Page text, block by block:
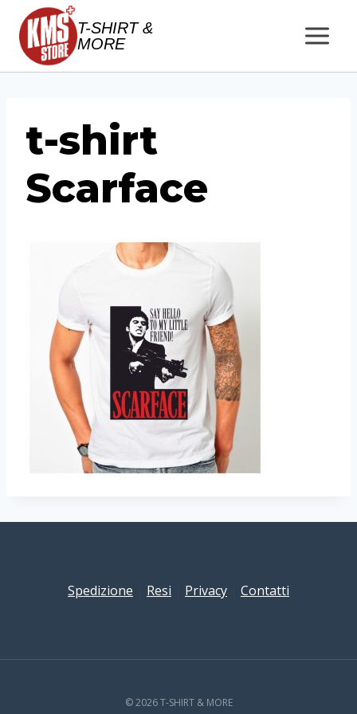
Salta
contenuto
T-SHIRT &
MORE
t-shirt
Scarface
Spedizione Resi Privacy Contatti
© 2026 T-SHIRT & MORE